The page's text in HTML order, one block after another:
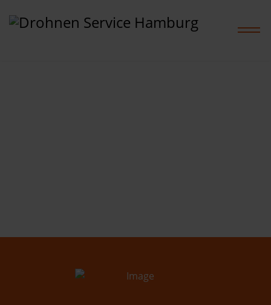
Shop